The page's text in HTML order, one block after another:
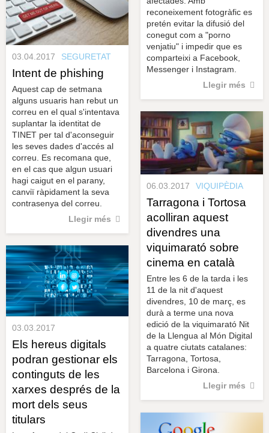
reconeixement fotogràfic es
pretén evitar la difusió del
conegut com a "porno
venjatiu" i impedir que es
comparteixi a Facebook,
Messenger i Instagram.
Llegir més
03.04.2017 SEGURETAT
Intent de phishing
Aquest cap de setmana
alguns usuaris han rebut un
correu en el qual s'intentava
suplantar la identitat de
TINET per tal d'aconseguir
les seves dades d'accés al
correu. Es recomana que,
en el cas que algun usuari
hagi caigut en el parany,
canviï ràpidament la seva
contrasenya del correu.
Llegir més
06.03.2017 VIQUIPÈDIA
Tarragona i Tortosa
acolliran aquest
divendres una
viquimarató sobre
cinema en català
Entre les 6 de la tarda i les
11 de la nit d'aquest
divendres, 10 de març, es
durà a terme una nova
edició de la viquimarató Nit
de la Llengua al Món Digital
a quatre ciutats catalanes:
Tarragona, Tortosa,
Barcelona i Girona.
Llegir més
03.03.2017
Els hereus digitals
podran gestionar els
continguts de les
xarxes després de la
mort dels seus
titulars